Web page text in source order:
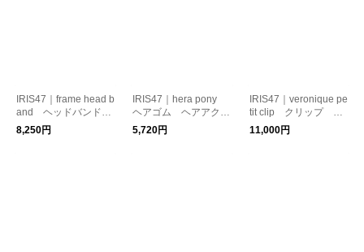
IRIS47｜frame head b
and ヘッドバンド
カチューシャ ターバ
ン
8,250円
IRIS47｜hera pony
ヘアゴム ヘアアクセ
サリー ハートモチー
フ
5,720円
IRIS47｜veronique pe
tit clip クリップ ヘ
アアクセサリー
11,000円